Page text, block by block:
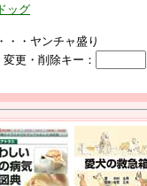
ッグ
・・ヤンチャ盛り
変更・削除キー：